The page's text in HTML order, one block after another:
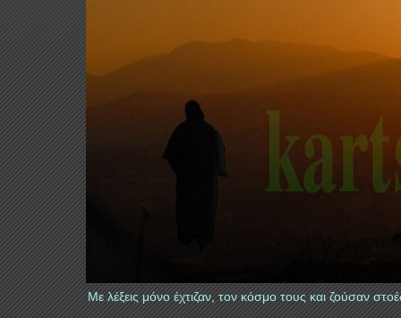
Με λέξεις μόνο έχτιζαν, τον κόσμο τους και ζούσαν